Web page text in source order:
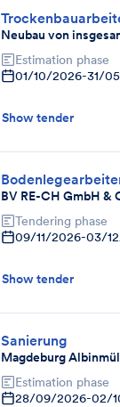
Neubau von
Estimation phase
01/10/2026-31/
Show tender
BV RE-CH GmbH &
Tendering phase
09/11/2026-03/
Show tender
Sanierung
Magdeburg
Estimation phase
28/09/2026-02/